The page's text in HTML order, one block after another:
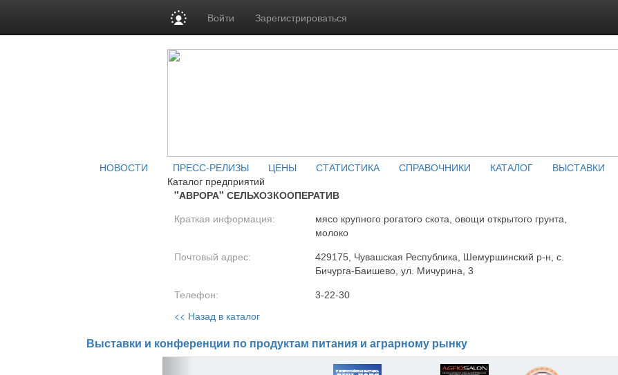
Войти Зарегистрироваться
НОВОСТИ ПРЕСС-РЕЛИЗЫ ЦЕНЫ СТАТИСТИКА СПРАВОЧНИКИ КАТАЛОГ ВЫСТАВКИ
Каталог предприятий
"АВРОРА" СЕЛЬХОЗКООПЕРАТИВ
Краткая информация:
мясо крупного рогатого скота, овощи открытого грунта,
молоко
Почтовый адрес:
429175, Чувашская Республика, Шемуршинский р-н, с.
Бичурга-Баишево, ул. Мичурина, 3
Телефон: 3-22-30
<< Назад в каталог
Выставки и конференции по продуктам питания и аграрному рынку